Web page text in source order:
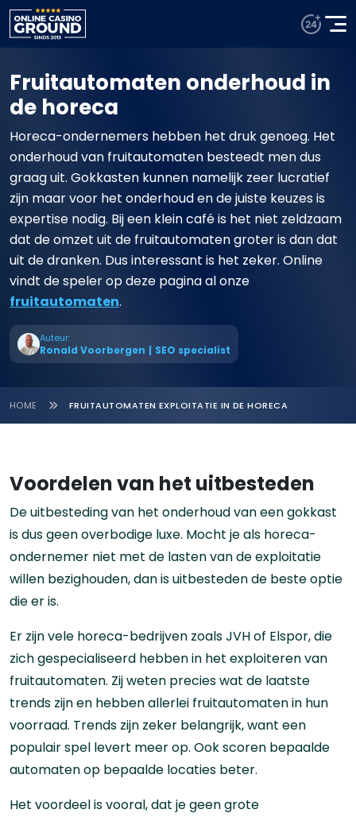
Fruitautomaten onderhoud in
de horeca
Horeca-ondernemers hebben het druk genoeg. Het
onderhoud van fruitautomaten besteedt men dus
graag uit. Gokkasten kunnen namelijk zeer lucratief
zijn maar voor het onderhoud en de juiste keuzes is
expertise nodig. Bij een klein café is het niet zeldzaam
dat de omzet uit de fruitautomaten groter is dan dat
uit de dranken. Dus interessant is het zeker. Online
vindt de speler op deze pagina al onze
fruitautomaten.
Auteur:
Ronald Voorbergen | SEO specialist
HOME FRUITAUTOMATEN EXPLOITATIE IN DE HORECA
Voordelen van het uitbesteden
De uitbesteding van het onderhoud van een gokkast
is dus geen overbodige luxe. Mocht je als horeca-
ondernemer niet met de lasten van de exploitatie
willen bezighouden, dan is uitbesteden de beste optie
die er is.
Er zijn vele horeca-bedrijven zoals JVH of Elspor, die
zich gespecialiseerd hebben in het exploiteren van
fruitautomaten. Zij weten precies wat de laatste
trends zijn en hebben allerlei fruitautomaten in hun
voorraad. Trends zijn zeker belangrijk, want een
populair spel levert meer op. Ook scoren bepaalde
automaten op bepaalde locaties beter.
Het voordeel is vooral, dat je geen grote